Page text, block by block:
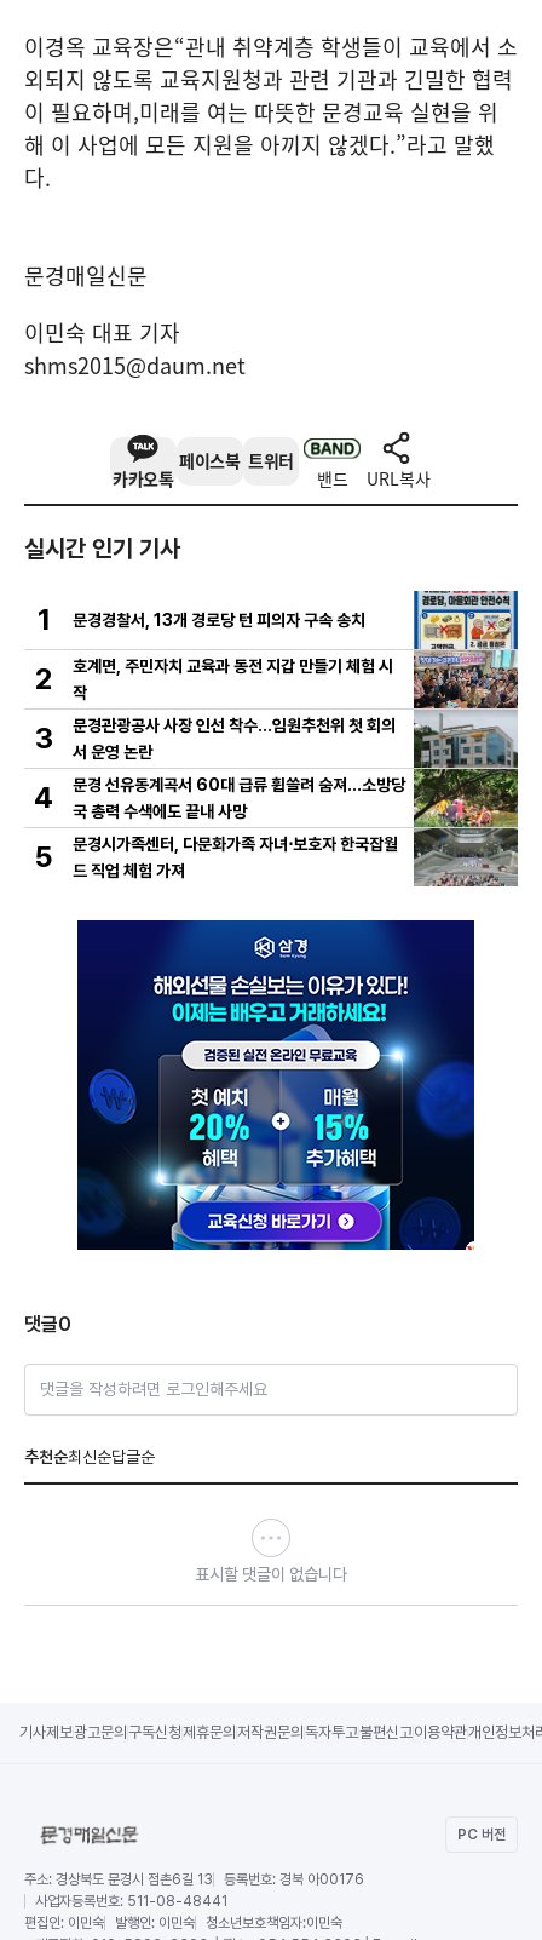
이경옥 교육장은“관내 취약계층 학생들이 교육에서 소
외되지 않도록 교육지원청과 관련 기관과 긴밀한 협력
이 필요하며,미래를 여는 따뜻한 문경교육 실현을 위
해 이 사업에 모든 지원을 아끼지 않겠다.”라고 말했
다.
문경매일신문
이민숙 대표 기자
shms2015@daum.net
카카오톡
페이스북 트위터
밴드 URL복사
실시간 인기 기사
1 문경경찰서, 13개 경로당 턴 피의자 구속 송치
2
호계면, 주민자치 교육과 동전 지갑 만들기 체험 시
작
3
문경관광공사 사장 인선 착수…임원추천위 첫 회의
서 운영 논란
4
문경 선유동계곡서 60대 급류 휩쓸려 숨져…소방당
국 총력 수색에도 끝내 사망
5
문경시가족센터, 다문화가족 자녀⋅보호자 한국잡월
드 직업 체험 가져
댓글0
댓글을 작성하려면 로그인해주세요
추천순최신순답글순
표시할 댓글이 없습니다
기사제보광고문의 구독신청제휴문의 저작권문의 독자투고불편신고이용약관개인정보처
PC 버전
주소: 경상북도 문경시 점촌6길 13 등록번호: 경북 아00176
사업자등록번호: 511-08-48441
편집인: 이민숙 발행인: 이민숙 청소년보호책임자:이민숙